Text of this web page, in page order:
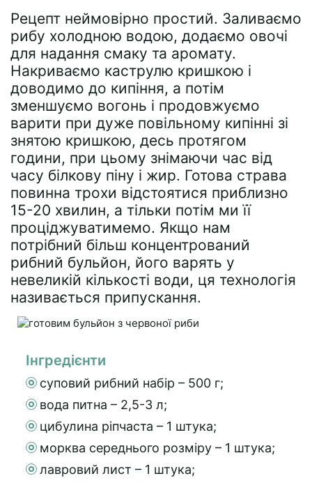
Рецепт неймовірно простий. Заливаємо
рибу холодною водою, додаємо овочі
для надання смаку та аромату.
Накриваємо каструлю кришкою і
доводимо до кипіння, а потім
зменшуємо вогонь і продовжуємо
варити при дуже повільному кипінні зі
знятою кришкою, десь протягом
години, при цьому знімаючи час від
часу білкову піну і жир. Готова страва
повинна трохи відстоятися приблизно
15-20 хвилин, а тільки потім ми її
проціджуватимемо. Якщо нам
потрібний більш концентрований
рибний бульйон, його варять у
невеликій кількості води, ця технологія
називається припускання.
Інгредієнти
суповий рибний набір – 500 г;
вода питна – 2,5-3 л;
цибулина ріпчаста – 1 штука;
морква середнього розміру – 1 штука;
лавровий лист – 1 штука;